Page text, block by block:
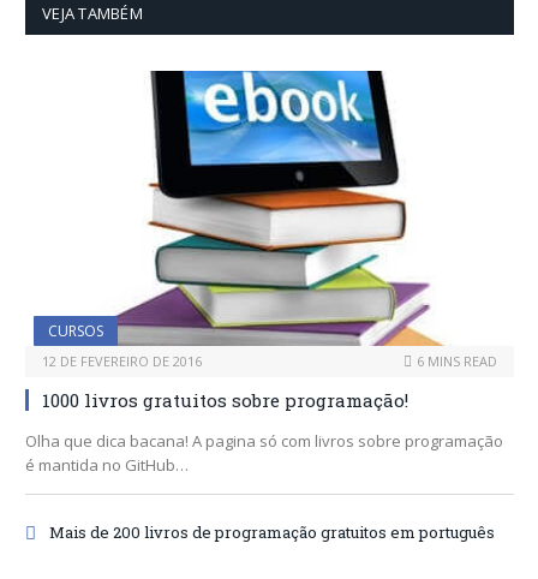
VEJA TAMBÉM
CURSOS
12 DE FEVEREIRO DE 2016 6 MINS READ
1000 livros gratuitos sobre programação!
Olha que dica bacana! A pagina só com livros sobre programação
é mantida no GitHub…
Mais de 200 livros de programação gratuitos em português